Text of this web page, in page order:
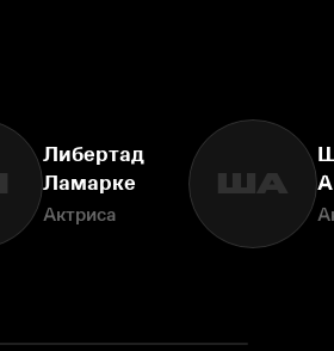
Либертад
Ламарке
Актриса
ША